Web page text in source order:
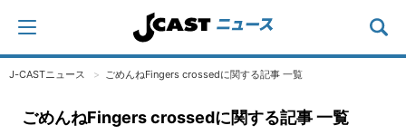
J-CASTニュース ごめんねFingers crossedに関する記事 一覧
ごめんねFingers crossedに関する記事 一覧